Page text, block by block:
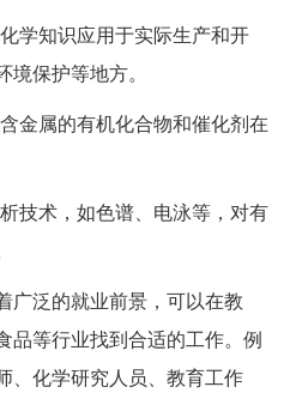
学知识应用于实际生产和开
保护等地方。
金属的有机化合物和催化剂在
技术，如色谱、电泳等，对有
广泛的就业前景，可以在教
品等行业找到合适的工作。例
、化学研究人员、教育工作